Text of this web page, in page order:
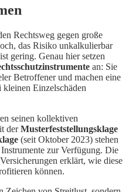
Rechtsweg gegen große
das Risiko unkalkulierbar
gering. Genau hier setzen
an: Sie
Betroffener und machen eine
Einzelschäden
seinen kollektiven
derMusterfeststellungsklage
(seit Oktober 2023) stehen
zur Verfügung. Die
erklärt, wie diese
können.